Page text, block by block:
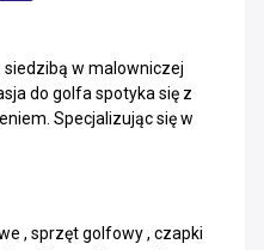
siedzibą w malowniczej
do golfa spotyka się z
Specjalizując się w
, sprzęt golfowy , czapki